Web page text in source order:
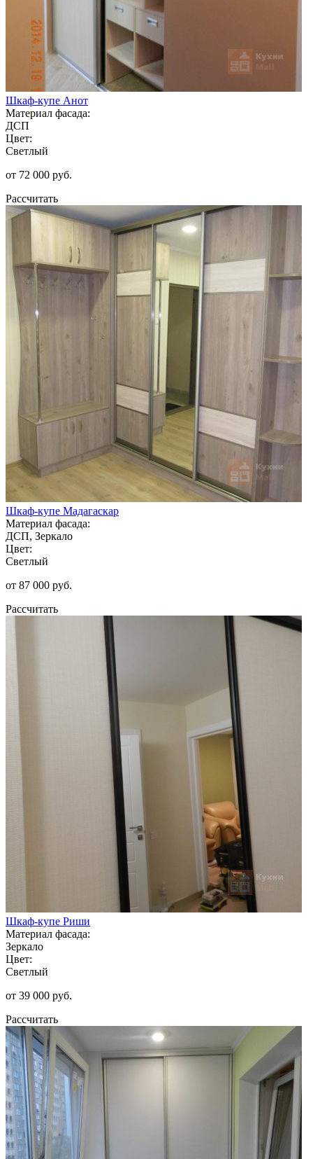
Шкаф-купе Анот
Материал фасада:
ДСП
Цвет:
Светлый
от 72 000 руб.
Рассчитать
Шкаф-купе Мадагаскар
Материал фасада:
ДСП, Зеркало
Цвет:
Светлый
от 87 000 руб.
Рассчитать
Шкаф-купе Риши
Материал фасада:
Зеркало
Цвет:
Светлый
от 39 000 руб.
Рассчитать